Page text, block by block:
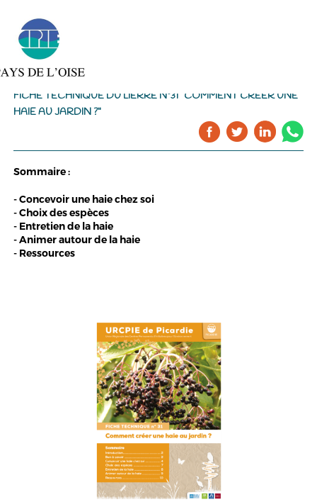
FICHE TECHNIQUE DU LIERRE N°31 "COMMENT CRÉER UNE
HAIE AU JARDIN ?"
Sommaire :
- Concevoir une haie chez soi
- Choix des espèces
- Entretien de la haie
- Animer autour de la haie
- Ressources